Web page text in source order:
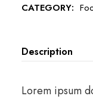
CATEGORY:
Description
Lorem ipsum